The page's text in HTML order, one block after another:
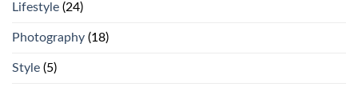
Lifestyle (24)
Photography (18)
Style (5)